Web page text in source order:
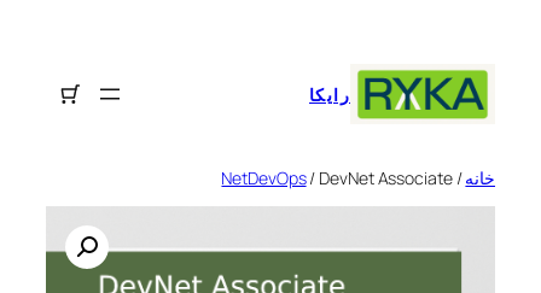
رایکا
خانه/
NetDevOps/ DevNet Associate